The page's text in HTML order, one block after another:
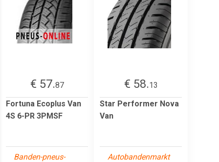
€ 57.87
Fortuna Ecoplus Van
4S 6-PR 3PMSF
Banden-pneus-
€ 58.13
Star Performer Nova
Van
Autobandenmarkt